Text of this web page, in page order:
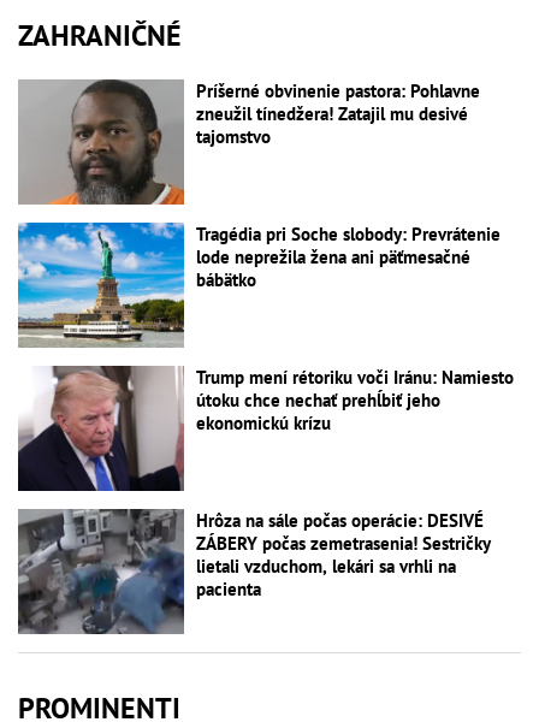
ZAHRANIČNÉ
Príšerné obvinenie pastora: Pohlavne
zneužil tínedžera! Zatajil mu desivé
tajomstvo
Tragédia pri Soche slobody: Prevrátenie
lode neprežila žena ani päťmesačné
bábätko
Trump mení rétoriku voči Iránu: Namiesto
útoku chce nechať prehĺbiť jeho
ekonomickú krízu
Hrôza na sále počas operácie: DESIVÉ
ZÁBERY počas zemetrasenia! Sestričky
lietali vzduchom, lekári sa vrhli na
pacienta
PROMINENTI